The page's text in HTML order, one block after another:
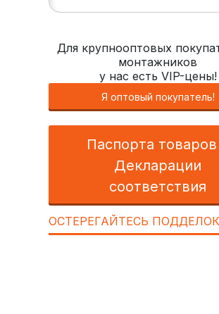
Для крупнооптовых
монтажников
у нас есть VIP-цены!
Я оптовый покупатель!
Паспорта
Декларации
соответствия
ОСТЕРЕГАЙТЕСЬ